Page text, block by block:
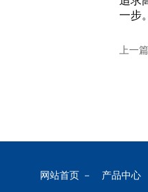
一步。
上一篇
网站首页 － 产品中心